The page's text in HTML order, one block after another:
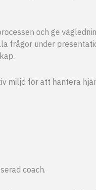
och ge
frågor under
miljö för att hantera
coach.